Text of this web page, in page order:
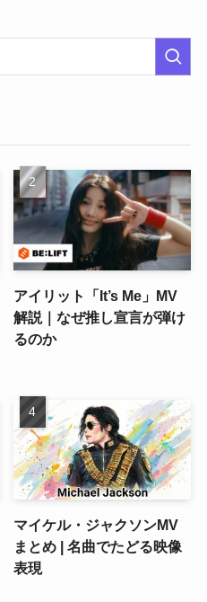
アイリット「It’s Me」MV
解説｜なぜ推し宣言が弾け
るのか
マイケル・ジャクソンMV
まとめ | 名曲でたどる映像
表現